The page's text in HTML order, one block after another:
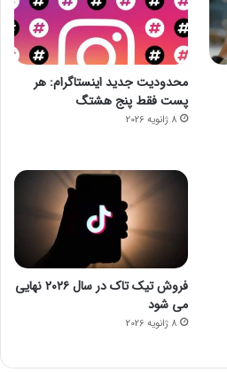
محدودیت جدید اینستاگرام: هر
پست فقط پنج هشتگ
8 ژانویه 2026
فروش تیک تاک در سال ۲۰۲۶ نهایی
می شود
8 ژانویه 2026